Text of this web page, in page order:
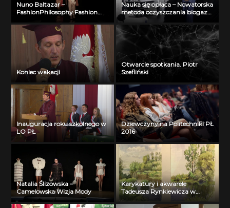
Nuno Baltazar –
FashionPhilosophy Fashion
Week Poland Spring 2013
Nauka się opłaca – Nowatorska
metoda oczyszczania biogazu
– Konkurs PŁ ’70
Koniec wakacji
Otwarcie spotkania. Piotr
Szefliński
Inauguracja roku szkolnego w
LO PŁ
Dziewczyny na Politechniki PŁ
2016
Natalia Ślizowska –
Camelowska Wizja Mody
Karykatury i akwarele
Tadeusza Rynkiewicza w
Galerii Biblio-Art